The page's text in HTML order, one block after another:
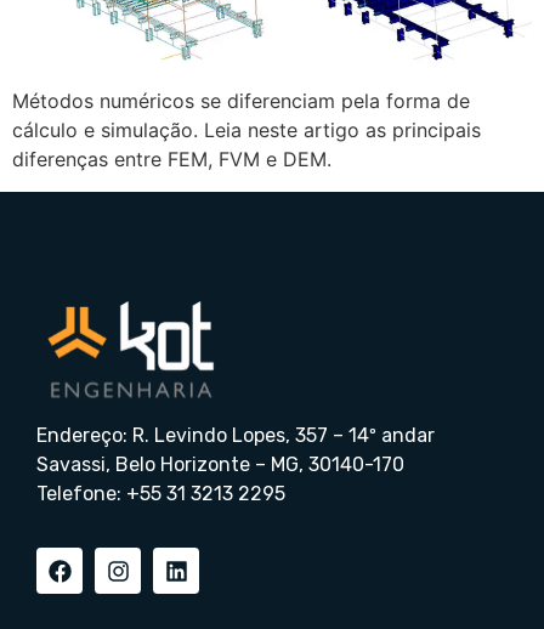
Métodos numéricos se diferenciam pela forma de
cálculo e simulação. Leia neste artigo as principais
diferenças entre FEM, FVM e DEM.
Endereço: R. Levindo Lopes, 357 – 14º andar
Savassi, Belo Horizonte – MG, 30140-170
Telefone: +55 31 3213 2295